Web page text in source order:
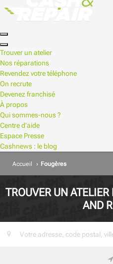
Trouver un atelier
Nos réparations
Revendez votre téléphone
On recrute
Devenez franchisé
À propos
Qui sommes-nous ?
Centre d’aide
Espace Presse
Cashnews : le blog
Accueil › Fougères
TROUVER UN
AND